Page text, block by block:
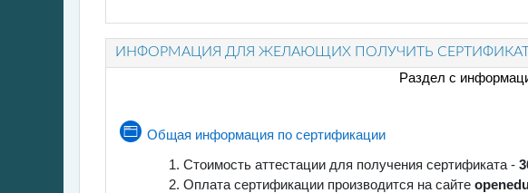
ИНФОРМАЦИЯ ДЛЯ ЖЕЛАЮЩИХ ПОЛУЧИТЬ
Раздел с
Общая информация по сертификации
Page
Стоимость аттестации для получения сертификата -
Оплата сертификации производится на сайте